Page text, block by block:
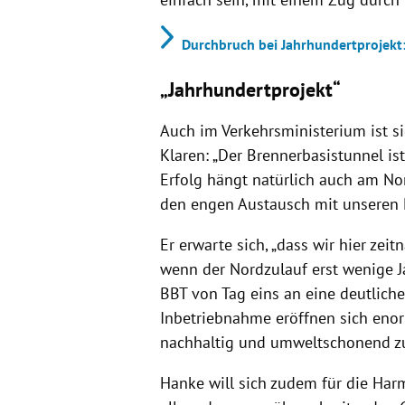
Durchbruch bei
„Jahrhundertprojekt“
Auch im Verkehrsministerium ist
Klaren: „Der Brennerbasistunnel
Erfolg hängt natürlich auch am
den engen Austausch mit unseren
Er erwarte sich, „dass wir hier
wenn der Nordzulauf erst wenige
BBT von Tag eins an eine
Inbetriebnahme eröffnen sich
nachhaltig und umweltschonend
Hanke will sich zudem für die